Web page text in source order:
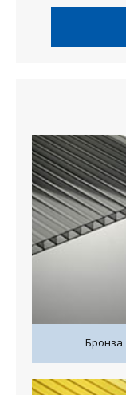
Бронза